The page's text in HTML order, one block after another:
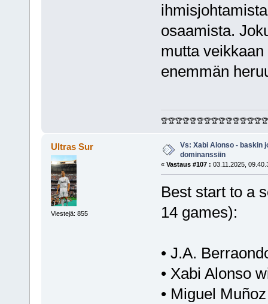
osaamista.
mutta
enemmän
🏆🏆🏆🏆🏆🏆🏆🏆🏆🏆🏆🏆🏆🏆🏆
Ultras Sur
Viestejä: 855
Vs: Xabi Alonso - baskin
dominanssiin
« Vastaus #107 : 03.11.2025,
Best start to a
14 games):
• J.A.
• Xabi Alonso
• Miguel